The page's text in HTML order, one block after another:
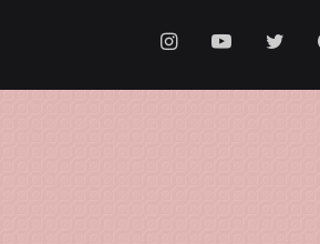
فيسبوك تويتر يوتيوبانستقرام